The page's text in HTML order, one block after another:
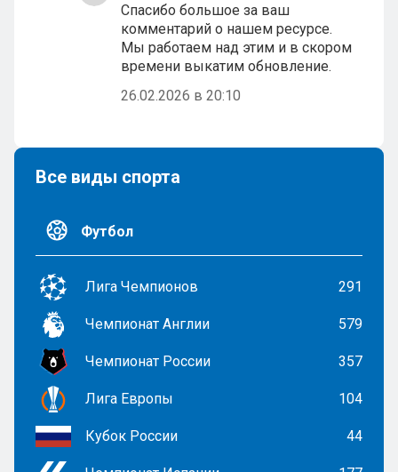
Спасибо большое за ваш
комментарий о нашем ресурсе.
Мы работаем над этим и в скором
времени выкатим обновление.
26.02.2026 в 20:10
Все виды спорта
Футбол
Лига Чемпионов 291
Чемпионат Англии 579
Чемпионат России 357
Лига Европы 104
Кубок России 44